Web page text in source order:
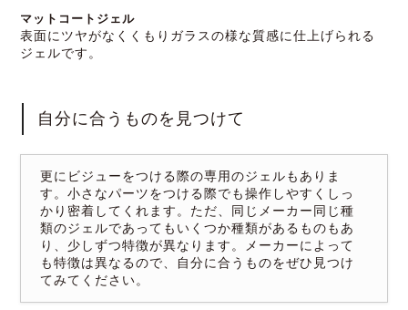
マットコートジェル
表面にツヤがなくくもりガラスの様な質感に仕上げられる
ジェルです。
自分に合うものを見つけて
更にビジューをつける際の専用のジェルもありま
す。小さなパーツをつける際でも操作しやすくしっ
かり密着してくれます。ただ、同じメーカー同じ種
類のジェルであってもいくつか種類があるものもあ
り、少しずつ特徴が異なります。メーカーによって
も特徴は異なるので、自分に合うものをぜひ見つけ
てみてください。